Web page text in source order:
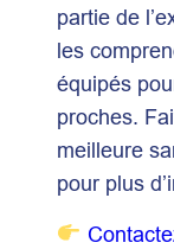
partie de
les
équipés
proches.
meilleure
pour plus